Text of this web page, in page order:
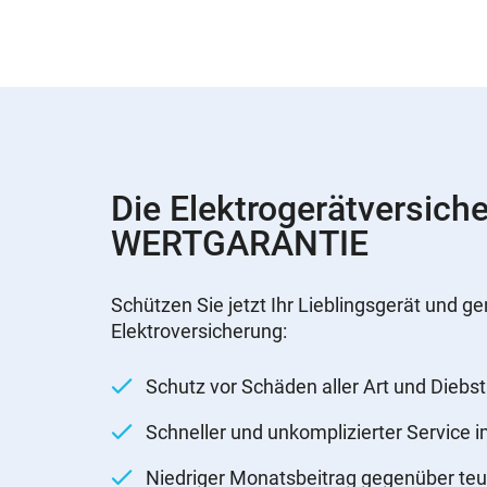
Die
WERTGARANTIE
Schützen Sie jetzt Ihr Lieblingsgerät und
Elektroversicherung:
Schutz vor Schäden aller Art und
Schneller und unkomplizierter Service
Niedriger Monatsbeitrag gegenüber